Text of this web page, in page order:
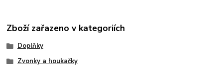
Zboží zařazeno v kategoriích
Doplňky
Zvonky a houkačky